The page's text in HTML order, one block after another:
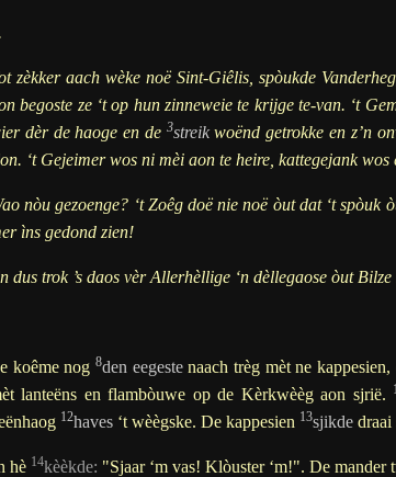
zèkker aach wèke noë Sint-Giêlis, spòukde
begoste ze ‘t op hun zinneweie te krijge te-van. ‘t
dèr de haoge en de 3streikwoënd getrokke en z’n
‘t Gejeimer wos ni mèi aon te heire, kattegejank wos
nòu gezoenge? ‘t Zoêg doë nie noë òut dat ‘t spòuk
ìns gedond zien!
dus trok ’s daos vèr Allerhèllige ‘n dèllegaose òut
koême nog 8den eegestenaach trèg mèt ne kappesien,
lanteëns en flambòuwe op de Kèrkwèèg aon sjrië.
12haves ‘t wèègske. De kappesien 13sjikde draai
hè 14kèèkde: "Sjaar ‘m vas! Klòuster ‘m!". De mander